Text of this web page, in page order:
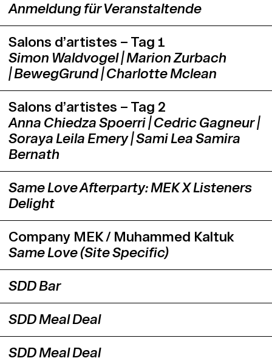
Anmeldung für Veranstaltende
Salons d’artistes – Tag 1
Simon Waldvogel | Marion Zurbach
| BewegGrund | Charlotte Mclean
Salons d’artistes – Tag 2
Anna Chiedza Spoerri | Cedric Gagneur |
Soraya Leila Emery | Sami Lea Samira
Bernath
Same Love Afterparty: MEK X Listeners
Delight
Company MEK / Muhammed Kaltuk
Same Love (Site Specific)
SDD Bar
SDD Meal Deal
SDD Meal Deal